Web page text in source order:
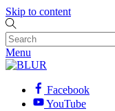
Skip to content
Menu
Facebook
YouTube